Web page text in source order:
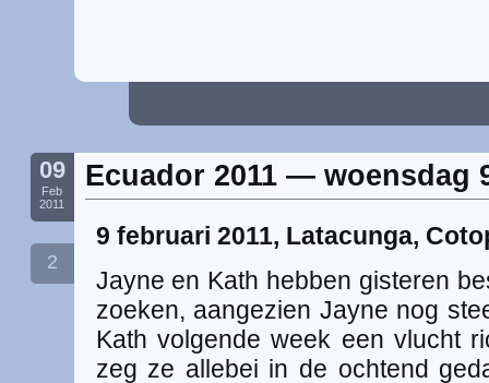
09
Feb
2011
2
Ecuador 2011 — woensdag
9 februari 2011, Latacunga,
Jayne en Kath hebben gisteren
zoeken, aangezien Jayne nog
Kath volgende week een vlucht
zeg ze allebei in de ochtend